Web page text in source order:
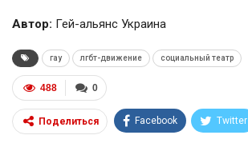
Автор: Гей-альянс Украина
гау лгбт-движение социальный театр
0
488
Поделиться Facebook Twitter